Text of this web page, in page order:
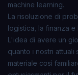
machine learning.
La risoluzione di
logistica , la finanza e
L'idea di avere un
quanto i nostri attuali
materiale così